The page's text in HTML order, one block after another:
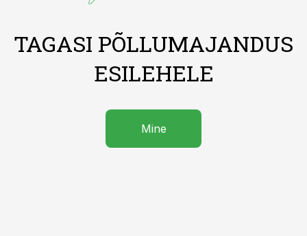
TAGASI PÕLLUMAJANDUS
ESILEHELE
Mine